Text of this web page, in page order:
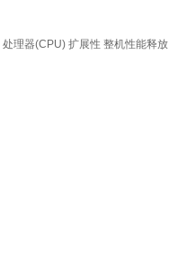
处理器(CPU) 扩展性 整机性能释放